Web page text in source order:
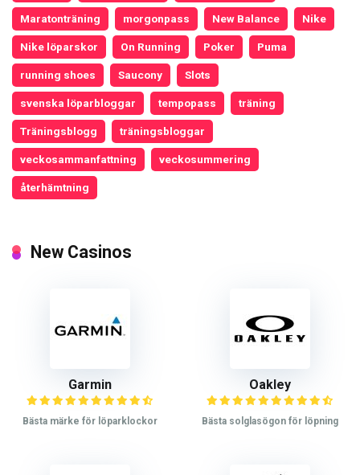
Maratonträning morgonpass New Balance Nike
Nike löparskor On Running Poker Puma
running shoes Saucony Slots
svenska löparbloggar tempopass träning
Träningsblogg träningsbloggar
veckosammanfattning veckosummering
återhämtning
New Casinos
Garmin
Bästa märke för löparklockor
Oakley
Bästa solglasögon för löpning